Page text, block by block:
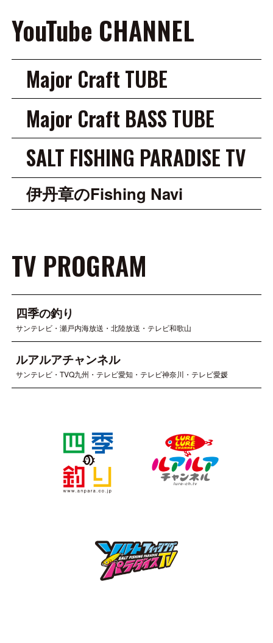
YouTube CHANNEL
Major Craft TUBE
Major Craft BASS TUBE
SALT FISHING PARADISE TV
伊丹章のFishing Navi
TV PROGRAM
四季の釣り
サンテレビ・瀬戸内海放送・北陸放送・テレビ和歌山
ルアルアチャンネル
サンテレビ・TVQ九州・テレビ愛知・テレビ神奈川・テレビ愛媛